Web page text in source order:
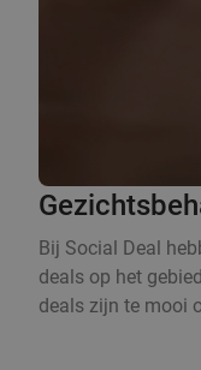
Bij Social Deal
deals op het
deals zijn te mooi